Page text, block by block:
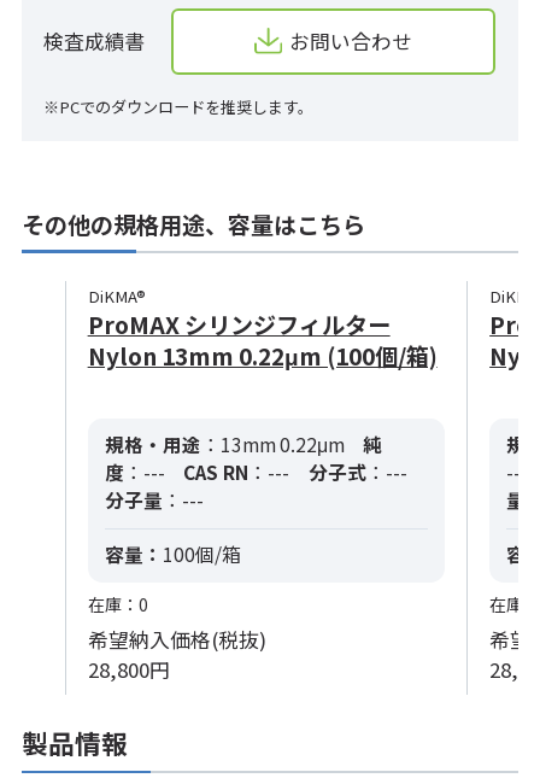
検査成績書 お問い合わせ
※PCでのダウンロードを推奨します。
その他の規格用途、容量はこちら
DiKMA®
ProMAX シリンジフィルター
Nylon 13mm 0.22μm (100個/箱)
規格・用途 ：13mm 0.22μm
純
度 ：--- CAS RN ：--- 分子式：---
分子量 ：---
容量： 100個/箱
在庫：0
希望納入価格(税抜)
28,800円
規
--
量
容
在庫
希望
製品情報